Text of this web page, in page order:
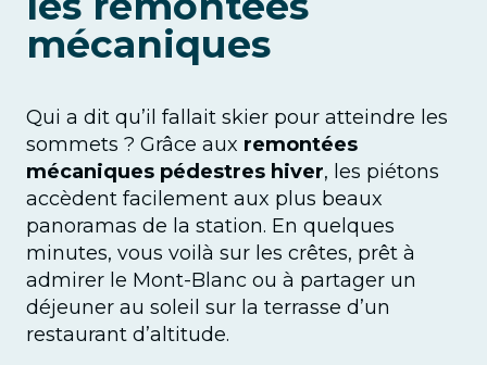
mécaniques
Qui a dit qu’il fallait skier pour atteindre les
sommets ? Grâce aux remontées
mécaniques pédestres hiver, les piétons
accèdent facilement aux plus beaux
panoramas de la station. En quelques
minutes, vous voilà sur les crêtes, prêt à
admirer le Mont-Blanc ou à partager un
déjeuner au soleil sur la terrasse d’un
restaurant d’altitude.